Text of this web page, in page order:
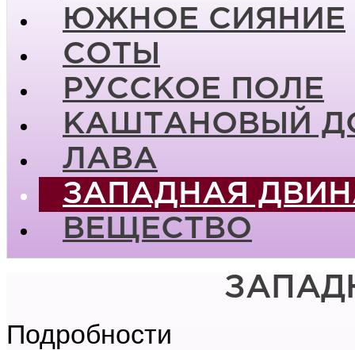
ЮЖНОЕ СИЯНИЕ
СОТЫ
РУССКОЕ ПОЛЕ
КАШТАНОВЫЙ
ЛАВА
ЗАПАДНАЯ
ВЕЩЕСТВО
Подробности